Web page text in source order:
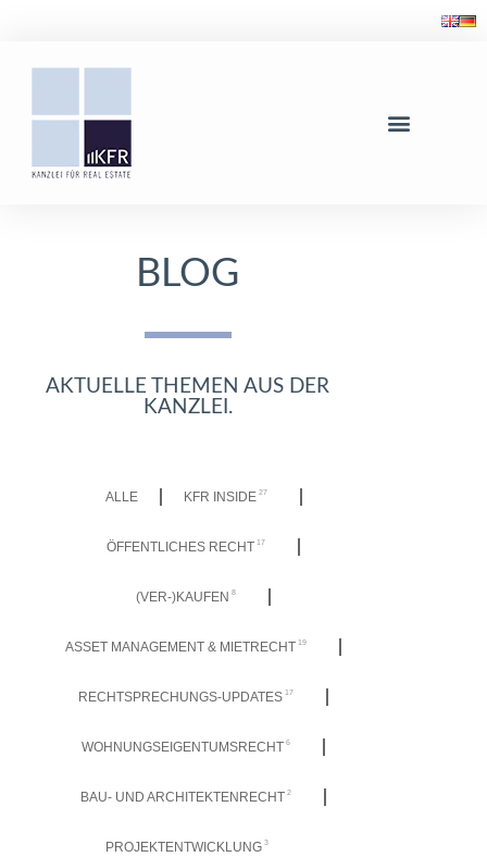
BLOG
AKTUELLE THEMEN AUS DER
KANZLEI.
ALLE KFR INSIDE 27
ÖFFENTLICHES RECHT 17
(VER-)KAUFEN 8
ASSET MANAGEMENT & MIETRECHT 19
RECHTSPRECHUNGS-UPDATES 17
WOHNUNGSEIGENTUMSRECHT 6
BAU- UND ARCHITEKTENRECHT 2
PROJEKTENTWICKLUNG 3